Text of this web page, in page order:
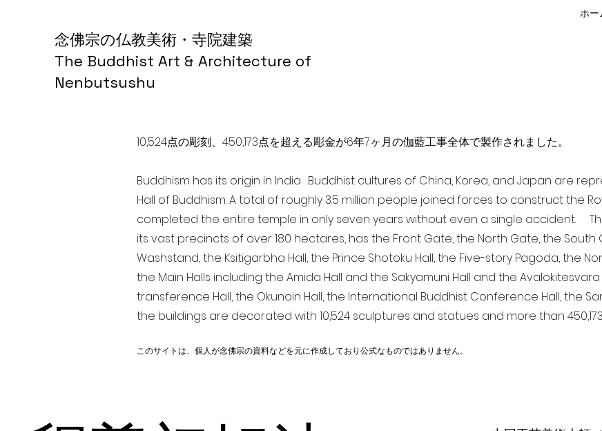
念佛宗の仏教美術・寺院建築
The Buddhist Art & Architecture of
Nenbutsushu
ホー
10,524点の彫刻、450,173点を超える彫金が6年7ヶ月の伽藍工事全体で製作されました。
Buddhism has its origin in India Buddhist cultures of China, Korea, and Japan are
Hall of Buddhism. A total of roughly 3.5 million people joined forces to construct the
completed the entire temple in only seven years without even a single accident.
its vast precincts of over 180 hectares, has the Front Gate, the North Gate, the South
Washstand, the Ksitigarbha Hall, the Prince Shotoku Hall, the Five-story Pagoda, the
the Main Halls including the Amida Hall and the Sakyamuni Hall and the Avalokitesvara
transference Hall, the Okunoin Hall, the International Buddhist Conference Hall, the
the buildings are decorated with 10,524 sculptures and statues and more than
このサイトは、個人が念佛宗の資料などを元に作成しており公式なものではありません。